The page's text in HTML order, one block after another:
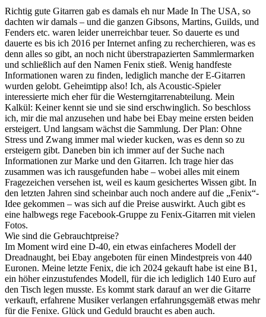
Richtig gute Gitarren gab es damals eh nur Made In The USA, so
dachten wir damals – und die ganzen Gibsons, Martins, Guilds, und
Fenders etc. waren leider unerreichbar teuer. So dauerte es und
dauerte es bis ich 2016 per Internet anfing zu recherchieren, was es
denn alles so gibt, an noch nicht überstrapazierten Sammlermarken
und schließlich auf den Namen Fenix stieß. Wenig handfeste
Informationen waren zu finden, lediglich manche der E-Gitarren
wurden gelobt. Geheimtipp also! Ich, als Acoustic-Spieler
interessierte mich eher für die Westerngitarrenabteilung. Mein
Kalkül: Keiner kennt sie und sie sind erschwinglich. So beschloss
ich, mir die mal anzusehen und habe bei Ebay meine ersten beiden
ersteigert. Und langsam wächst die Sammlung. Der Plan: Ohne
Stress und Zwang immer mal wieder kucken, was es denn so zu
ersteigern gibt. Daneben bin ich immer auf der Suche nach
Informationen zur Marke und den Gitarren. Ich trage hier das
zusammen was ich rausgefunden habe – wobei alles mit einem
Fragezeichen versehen ist, weil es kaum gesichertes Wissen gibt. In
den letzten Jahren sind scheinbar auch noch andere auf die „Fenix“-
Idee gekommen – was sich auf die Preise auswirkt. Auch gibt es
eine halbwegs rege Facebook-Gruppe zu Fenix-Gitarren mit vielen
Fotos.
Wie sind die Gebrauchtpreise?
Im Moment wird eine D-40, ein etwas einfacheres Modell der
Dreadnaught, bei Ebay angeboten für einen Mindestpreis von 440
Euronen. Meine letzte Fenix, die ich 2024 gekauft habe ist eine B1,
ein höher einzustufendes Modell, für die ich lediglich 140 Euro auf
den Tisch legen musste. Es kommt stark darauf an wer die Gitarre
verkauft, erfahrene Musiker verlangen erfahrungsgemäß etwas mehr
für die Fenixe. Glück und Geduld braucht es aben auch.